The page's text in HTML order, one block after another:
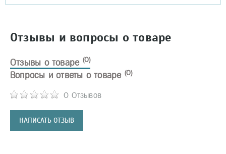
Отзывы и вопросы о товаре
Отзывы о товаре (0)
0 Отзывов
НАПИСАТЬ ОТЗЫВ
Вопросы и ответы о товаре (0)